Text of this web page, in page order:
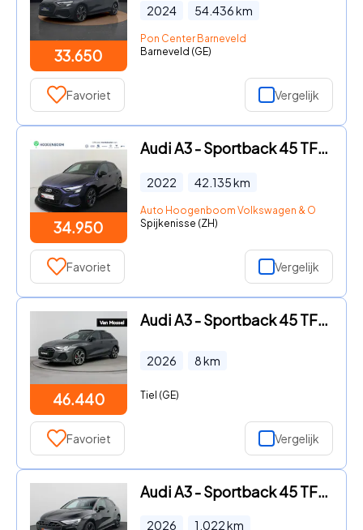
33.650
2024 54.436km
Pon Center Barneveld
Barneveld (GE)
Favoriet Vergelijk
34.950
Audi A3 - Sportback 45 TFSI e S edition Competition | SoH 99% | Panora
2022 42.135km
Auto Hoogenboom Volkswagen & Occasions
Spijkenisse (ZH)
Favoriet Vergelijk
46.440
Audi A3 - Sportback 45 TFSI e S Edition Competition 272PK | Nieuwe aut
2026 8km
Tiel (GE)
Favoriet Vergelijk
Audi A3 - Sportback 45 TFSI e S edition Competition 272PK S-Tronic S-L
2026 1.022km